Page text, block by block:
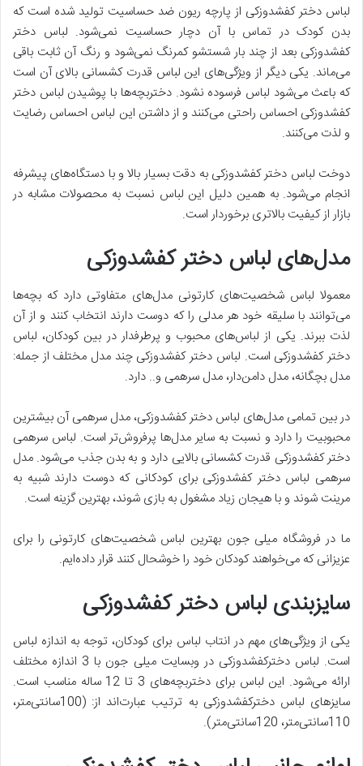
لباس دختر کفشدوزکی از پارچه ریون ضد حساسیت تولید شده است که
بدن کودک در تماس با آن دچار حساسیت نمی‌شود. لباس دختر
کفشدوزکی بعد از چند بار شستشو کمرنگ نمی‌شود و رنگ آن ثابت باقی
می‌ماند. یکی دیگر از ویژگی‌های این لباس قدرت کشسانی بالای آن است
که باعث می‌شود لباس فرسوده نشود. دختربچه‌ها با پوشیدن لباس دختر
کفشدوزکی احساس راحتی می‌کنند و از داشتن این لباس احساس رضایت
و لذت می‌کنند.
دوخت لباس دختر کفشدوزکی به دقت بسیار بالا و با دستگاه‌های پیشرفه
انجام می‌شود. به همین دلیل این لباس نسبت به محصولات مشابه در
بازار از کیفیت بالاتری برخوردار است.
مدل‌های لباس دختر کفشدوزکی
معمولا لباس شخصیت‌های کارتونی مدل‌های متفاوتی دارد که بچه‌ها
می‌توانند با سلیقه خود هر مدلی را که دوست دارند انتخاب کنند و از آن
لذت ببرند. یکی از لباس‌های محبوب و پرطرفدار در بین کودکان، لباس
دختر کفشدوزکی است. لباس‌ دختر کفشدوزکی چند مدل مختلف از جمله:
مدل بچگانه، مدل دامن‌دار، مدل سرهمی و.. دارد.
در بین تمامی مدل‌های لباس دختر کفشدوزکی، مدل سرهمی آن بیشترین
محبوبیت را دارد و نسبت به سایر مدل‌ها پرفروش‌تر است. لباس سرهمی
دختر کفشدوزکی قدرت کشسانی بالایی دارد و به بدن جذب می‌شود. مدل
سرهمی لباس دختر کفشدوزکی برای کودکانی که دوست دارند شبیه به
مرینت شوند و با هیجان زیاد مشغول به بازی شوند، بهترین گزینه است.
ما در فروشگاه میلی جون بهترین لباس شخصیت‌های کارتونی را برای
عزیزانی که می‌خواهند کودکان خود را خوشحال کنند قرار داده‌ایم.
سایزبندی لباس دختر کفشدوزکی
یکی از ویژگی‌های مهم در انتاب لباس برای کودکان، توجه به اندازه لباس
است. لباس دخترکفشدوزکی در وبسایت میلی جون با 3 اندازه مختلف
ارائه می‌شود. این لباس برای دختربچه‌های 3 تا 12 ساله مناسب است.
سایز‌های لباس دخترکفشدوزکی به ترتیب عبارت‌اند از: (100سانتی‌متر،
110سانتی‌متر، 120سانتی‌متر).